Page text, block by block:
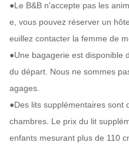
●Le B&B n'accepte pas les
e, vous pouvez réserver un
euillez contacter la femme de
●Une bagagerie est disponible
du départ. Nous ne sommes
agages.
●Des lits supplémentaires sont
chambres. Le prix du lit
enfants mesurant plus de 110